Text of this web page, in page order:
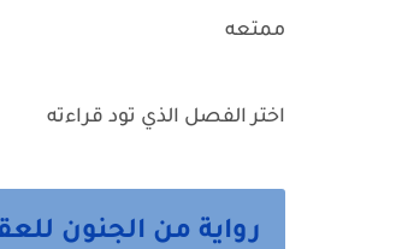
ممتعه
اختر الفصل الذي تود قراءته
رواية من الجنون